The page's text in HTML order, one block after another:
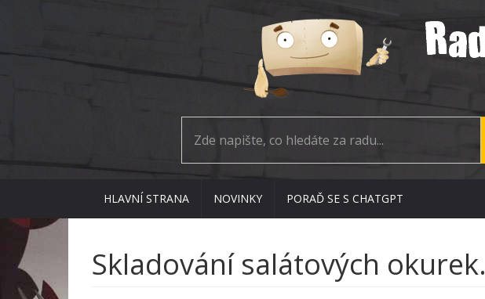
HLAVNÍ STRANA NOVINKY PORAĎ SE S CHATGPT
Skladování salátových okurek.